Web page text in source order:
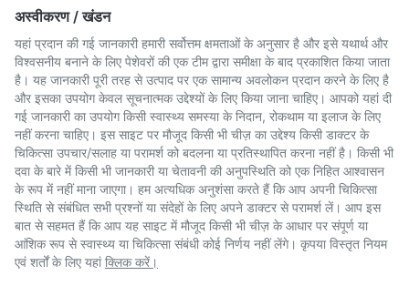
अस्वीकरण / खंडन
यहां प्रदान की गई जानकारी हमारी सर्वोत्तम क्षमताओं के अनुसार है और इसे यथार्थ और
विश्वसनीय बनाने के लिए पेशेवरों की एक टीम द्वारा समीक्षा के बाद प्रकाशित किया जाता
है। यह जानकारी पूरी तरह से उत्पाद पर एक सामान्य अवलोकन प्रदान करने के लिए है
और इसका उपयोग केवल सूचनात्मक उद्देश्यों के लिए किया जाना चाहिए। आपको यहां दी
गई जानकारी का उपयोग किसी स्वास्थ्य समस्या के निदान, रोकथाम या इलाज के लिए
नहीं करना चाहिए। इस साइट पर मौजूद किसी भी चीज़ का उद्देश्य किसी डाक्टर के
चिकित्सा उपचार/सलाह या परामर्श को बदलना या प्रतिस्थापित करना नहीं है। किसी भी
दवा के बारे में किसी भी जानकारी या चेतावनी की अनुपस्थिति को एक निहित आश्वासन
के रूप में नहीं माना जाएगा। हम अत्यधिक अनुशंसा करते हैं कि आप अपनी चिकित्सा
स्थिति से संबंधित सभी प्रश्नों या संदेहों के लिए अपने डाक्टर से परामर्श लें। आप इस
बात से सहमत हैं कि आप यह साइट में मौजूद किसी भी चीज़ के आधार पर संपूर्ण या
आंशिक रूप से स्वास्थ्य या चिकित्सा संबंधी कोई निर्णय नहीं लेंगे। कृपया विस्तृत नियम
एवं शर्तों के लिए यहांक्लिक करें।